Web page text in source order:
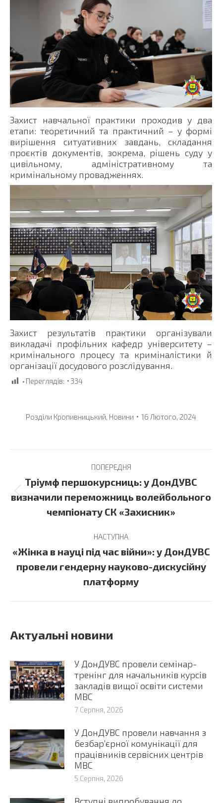
Захист навчальної практики проходив у два
етапи: теоретичний та практичний – у формі
вирішення ситуативних завдань, складання
проєктів документів, зокрема, рішень суду у
цивільному, адміністративному та
кримінальному провадженнях.
Захист результатів практики організували
викладачі профільних кафедр університету –
кримінального процесу та криміналістики й
організації досудового розслідування.
Переглядів: 334
Розділи Кропивницький, Новини 16 Лютого, 2024
navigation
ПОПЕРЕДНЯ
Previous
post:
Тріумф першокурсниць: у ДонДУВС
визначили переможниць волейбольного
чемпіонату СК «Захисник»
НАСТУПНА
Next
post:
«Жінка в науці під час війни»: у ДонДУВС
провели гендерну науково-дискусійну
платформу
Актуальні новини
У ДонДУВС провели семінар-
тренінг для начальників курсів
закладів вищої освіти системи
МВС
7 Серпня, 2026
У ДонДУВС провели навчання з
безбар’єрної комунікації для
працівників сервісних центрів
МВС
5 Серпня, 2026